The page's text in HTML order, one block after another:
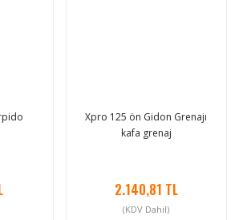
Xpro 125 ön Gidon Grenajı
kafa grenaj
2.140,81 TL
(KDV Dahil)